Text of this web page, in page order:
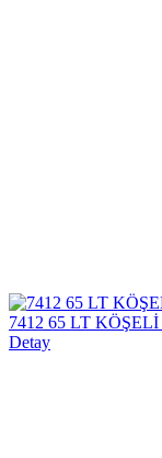
7412 65 LT
Detay